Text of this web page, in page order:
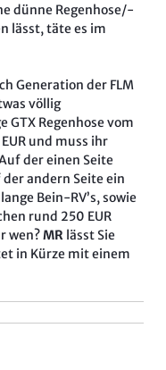
dünne Regenhose/-
lässt, täte es im
Generation der FLM
völlig
Regenhose vom
und muss ihr
der einen Seite
andern Seite ein
Bein-RV’s, sowie
rund 250 EUR
wen?MRlässt Sie
in Kürze mit einem